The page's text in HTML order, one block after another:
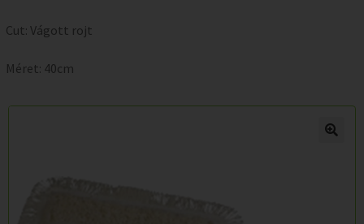
Cut: Vágott rojt
Méret: 40cm